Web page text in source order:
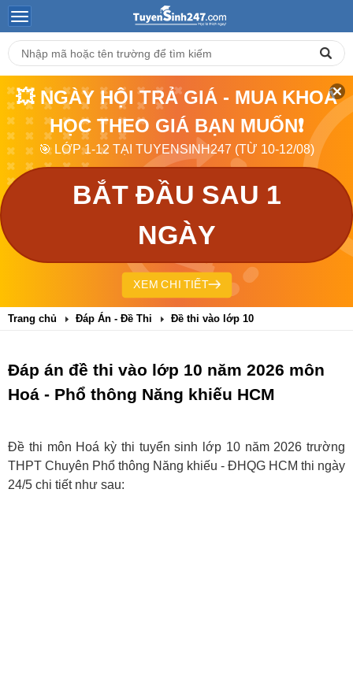
💥 NGÀY HỘI TRẢ GIÁ - MUA KHOÁ
HỌC THEO GIÁ BẠN MUỐN❗
🎯 LỚP 1-12 TẠI TUYENSINH247 (TỪ 10-12/08)
BẮT ĐẦU SAU 1
NGÀY
XEM CHI TIẾT
Trang chủ Đáp Án - Đề Thi Đề thi vào lớp 10
Đáp án đề thi vào lớp 10 năm 2026 môn
Hoá - Phổ thông Năng khiếu HCM
Đề thi môn Hoá kỳ thi tuyển sinh lớp 10 năm 2026 trường
THPT Chuyên Phổ thông Năng khiếu - ĐHQG HCM thi ngày
24/5 chi tiết như sau: